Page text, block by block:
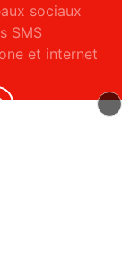
sociaux
SMS
et internet